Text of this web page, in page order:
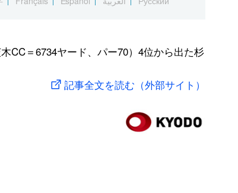
CC＝6734ヤード、パー70）4位から出た杉
記事全文を読む（外部サイト）